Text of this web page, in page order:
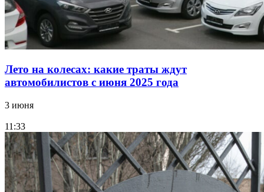
Лето на колесах: какие траты ждут
автомобилистов с июня 2025 года
3 июня
11:33